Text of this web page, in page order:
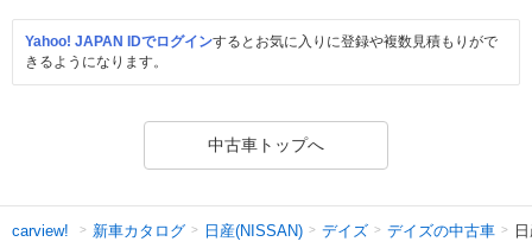
Yahoo! JAPAN IDでログインするとお気に入りに登録や複数見積もりがで
きるようになります。
中古車トップへ
carview! 新車カタログ 日産(NISSAN) デイズ デイズの中古車